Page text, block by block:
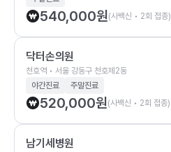
540,000원(사백신 • 2회 접종)
닥터손의원
천호역 • 서울 강동구 천호제2동
야간진료
주말진료
520,000원(사백신 • 2회 접종)
남기세병원